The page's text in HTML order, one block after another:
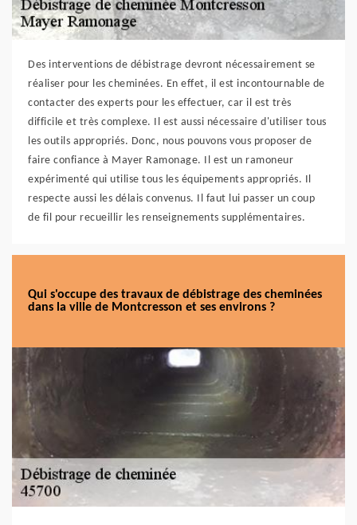
Des interventions de débistrage devront nécessairement se
réaliser pour les cheminées. En effet, il est incontournable de
contacter des experts pour les effectuer, car il est très
difficile et très complexe. Il est aussi nécessaire d'utiliser tous
les outils appropriés. Donc, nous pouvons vous proposer de
faire confiance à Mayer Ramonage. Il est un ramoneur
expérimenté qui utilise tous les équipements appropriés. Il
respecte aussi les délais convenus. Il faut lui passer un coup
de fil pour recueillir les renseignements supplémentaires.
Qui s'occupe des travaux de débistrage des cheminées
dans la ville de Montcresson et ses environs ?